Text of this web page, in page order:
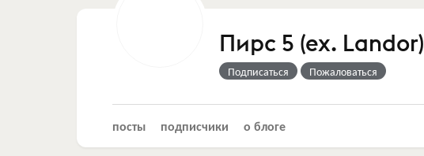
Пирс 5 (ex. Landor)
Подписаться Пожаловаться
посты подписчики о блоге